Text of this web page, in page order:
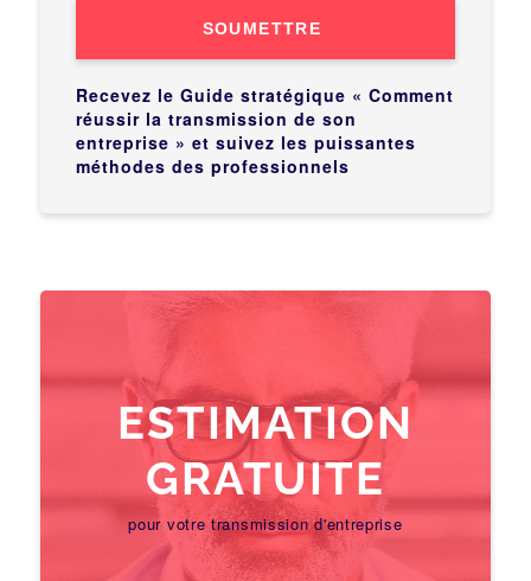
SOUMETTRE
Recevez le Guide stratégique « Comment
réussir la transmission de son
entreprise » et suivez les puissantes
méthodes des professionnels
ESTIMATION
GRATUITE
pour votre transmission d'entreprise